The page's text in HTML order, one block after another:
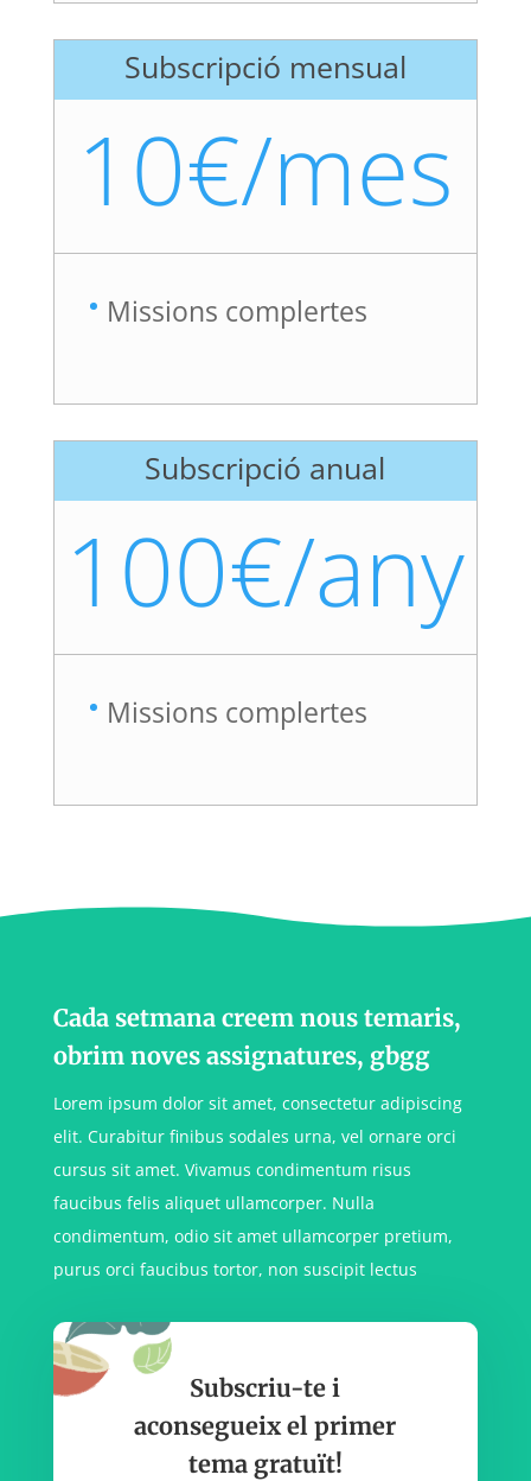
Subscripció mensual
10€/mes
Missions complertes
Subscripció anual
100€/any
Missions complertes
Cada setmana creem nous temaris,
obrim noves assignatures, gbgg
Lorem ipsum dolor sit amet, consectetur adipiscing
elit. Curabitur finibus sodales urna, vel ornare orci
cursus sit amet. Vivamus condimentum risus
faucibus felis aliquet ullamcorper. Nulla
condimentum, odio sit amet ullamcorper pretium,
purus orci faucibus tortor, non suscipit lectus
Subscriu-te i
aconsegueix el primer
tema gratuït!